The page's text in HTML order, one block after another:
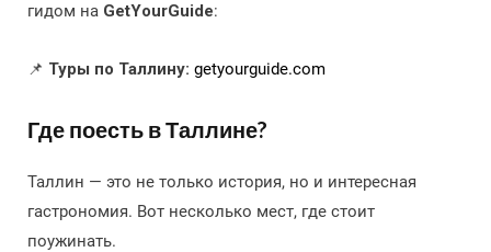
гидом на GetYourGuide:
📌 Туры по Таллину: getyourguide.com
Где поесть в Таллине?
Таллин — это не только история, но и интересная
гастрономия. Вот несколько мест, где стоит
поужинать.